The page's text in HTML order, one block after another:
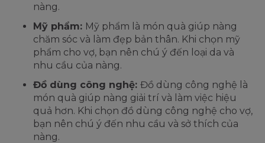
nàng.
Mỹ phẩm: Mỹ phẩm là món quà giúp nàng
chăm sóc và làm đẹp bản thân. Khi chọn mỹ
phẩm cho vợ, bạn nên chú ý đến loại da và
nhu cầu của nàng.
Đồ dùng công nghệ: Đồ dùng công nghệ là
món quà giúp nàng giải trí và làm việc hiệu
quả hơn. Khi chọn đồ dùng công nghệ cho vợ,
bạn nên chú ý đến nhu cầu và sở thích của
nàng.